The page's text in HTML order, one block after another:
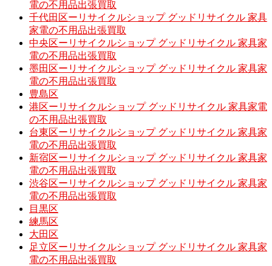
電の不用品出張買取
千代田区ーリサイクルショップ グッドリサイクル 家具
家電の不用品出張買取
中央区ーリサイクルショップ グッドリサイクル 家具家
電の不用品出張買取
墨田区ーリサイクルショップ グッドリサイクル 家具家
電の不用品出張買取
豊島区
港区ーリサイクルショップ グッドリサイクル 家具家電
の不用品出張買取
台東区ーリサイクルショップ グッドリサイクル 家具家
電の不用品出張買取
新宿区ーリサイクルショップ グッドリサイクル 家具家
電の不用品出張買取
渋谷区ーリサイクルショップ グッドリサイクル 家具家
電の不用品出張買取
目黒区
練馬区
大田区
足立区ーリサイクルショップ グッドリサイクル 家具家
電の不用品出張買取